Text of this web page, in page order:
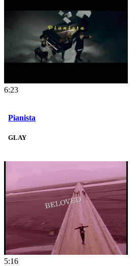
6:23
Pianista
GLAY
5:16